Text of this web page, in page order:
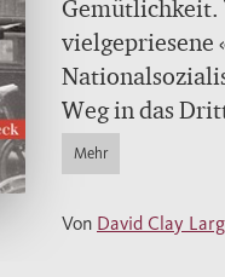
Gemütlichkeit.
vielgepriesene
Weg in das
«Hauptstadt
beschreibt die
Ideologien, die
Mehr
Von David Clay